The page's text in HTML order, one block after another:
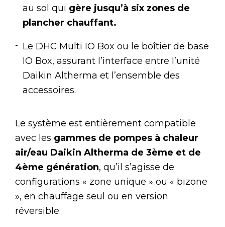
au sol qui gère jusqu’à six zones de
plancher chauffant.
Le DHC Multi IO Box ou le boîtier de base
IO Box, assurant l’interface entre l’unité
Daikin Altherma et l’ensemble des
accessoires.
Le système est entièrement compatible
avec les gammes de pompes à chaleur
air/eau Daikin Altherma de 3ème et de
4ème génération, qu’il s’agisse de
configurations « zone unique » ou « bizone
», en chauffage seul ou en version
réversible.